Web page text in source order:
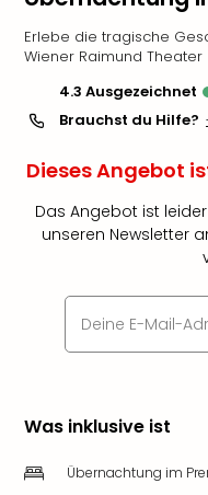
Erlebe die tragische
Wiener Raimund Theater
4.3
ausgezeichnet
Brauchst du Hilfe?
Dieses Angebot
Das Angebot ist
unseren Newsletter
Was inklusive ist
Übernachtung im